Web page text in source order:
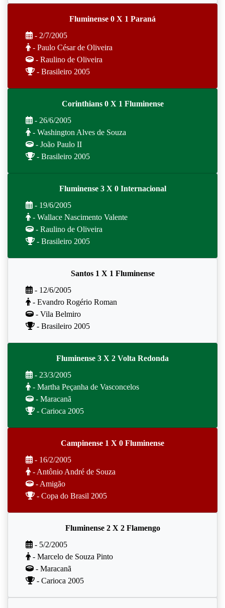
Fluminense 0 X 1 Paraná
- 2/7/2005
- Paulo César de Oliveira
- Raulino de Oliveira
- Brasileiro 2005
Corinthians 0 X 1 Fluminense
- 26/6/2005
- Washington Alves de Souza
- João Paulo II
- Brasileiro 2005
Fluminense 3 X 0 Internacional
- 19/6/2005
- Wallace Nascimento Valente
- Raulino de Oliveira
- Brasileiro 2005
Santos 1 X 1 Fluminense
- 12/6/2005
- Evandro Rogério Roman
- Vila Belmiro
- Brasileiro 2005
Fluminense 3 X 2 Volta Redonda
- 23/3/2005
- Martha Peçanha de Vasconcelos
- Maracanã
- Carioca 2005
Campinense 1 X 0 Fluminense
- 16/2/2005
- Antônio André de Souza
- Amigão
- Copa do Brasil 2005
Fluminense 2 X 2 Flamengo
- 5/2/2005
- Marcelo de Souza Pinto
- Maracanã
- Carioca 2005